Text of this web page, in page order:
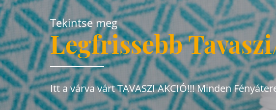
Tekintse meg
Legfrissebb
Itt a várva várt TAVASZI AKCIÓ!!! Minden